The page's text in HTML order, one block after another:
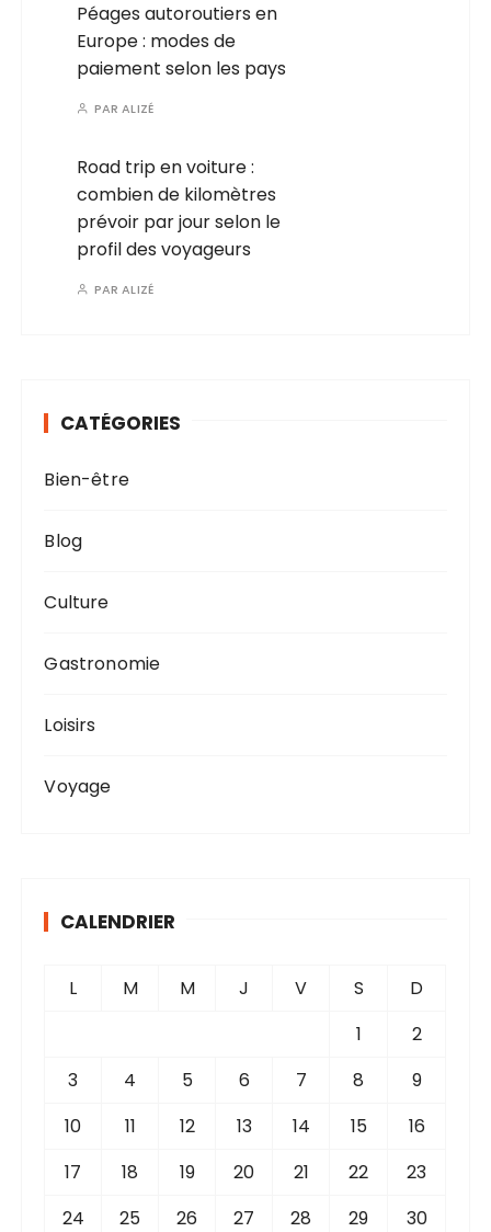
Péages autoroutiers en
Europe : modes de
paiement selon les pays
PARALIZÉ
Road trip en voiture :
combien de kilomètres
prévoir par jour selon le
profil des voyageurs
PARALIZÉ
CATÉGORIES
Bien-être
Blog
Culture
Gastronomie
Loisirs
Voyage
CALENDRIER
L M M J V S
D
1
2
3
4 5 6 7 8
9
10
11 12 13 14 15
16
17
18 19 20 21 22
23
24
25 26 27 28 29
30